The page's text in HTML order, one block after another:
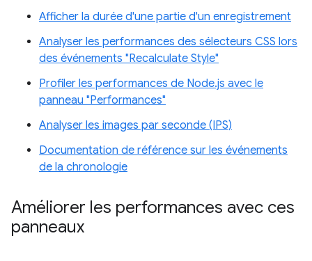
Afficher la durée d'une partie d'un enregistrement
Analyser les performances des sélecteurs CSS lors
des événements "Recalculate Style"
Profiler les performances de Node.js avec le
panneau "Performances"
Analyser les images par seconde (IPS)
Documentation de référence sur les événements
de la chronologie
Améliorer les performances avec ces
panneaux